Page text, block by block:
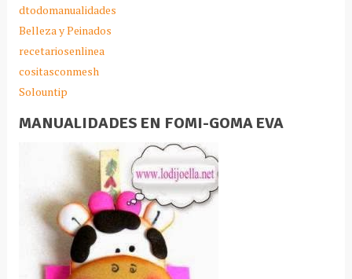
dtodomanualidades
Belleza y Peinados
recetariosenlinea
cositasconmesh
Solountip
MANUALIDADES EN FOMI-GOMA EVA